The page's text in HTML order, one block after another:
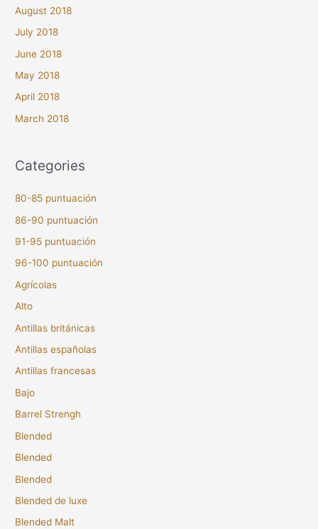
August 2018
July 2018
June 2018
May 2018
April 2018
March 2018
Categories
80-85 puntuación
86-90 puntuación
91-95 puntuación
96-100 puntuación
Agrícolas
Alto
Antillas británicas
Antillas españolas
Antillas francesas
Bajo
Barrel Strengh
Blended
Blended
Blended
Blended de luxe
Blended Malt